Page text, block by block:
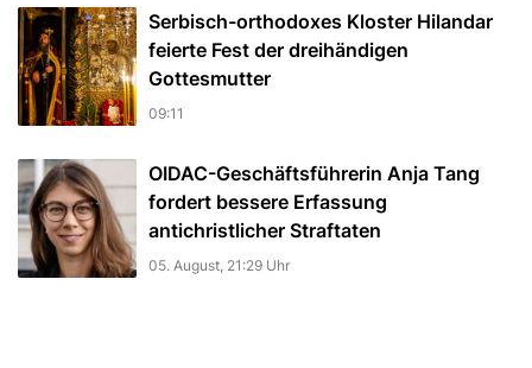
Serbisch-orthodoxes Kloster Hilandar
feierte Fest der dreihändigen
Gottesmutter
09:11
OIDAC-Geschäftsführerin Anja Tang
fordert bessere Erfassung
antichristlicher Straftaten
05. August, 21:29 Uhr